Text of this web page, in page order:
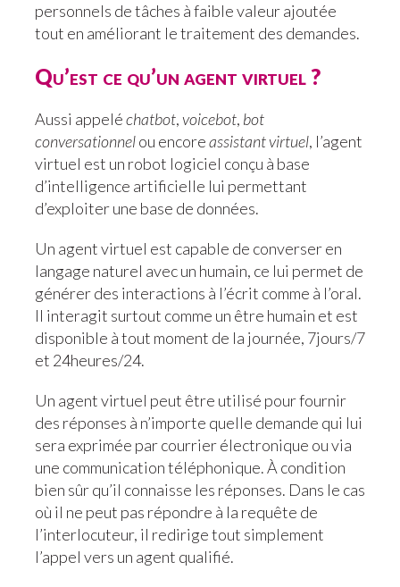
personnels de tâches à faible valeur ajoutée
tout en améliorant le traitement des demandes.
Qu’est ce qu’un agent virtuel ?
Aussi appeléchatbot,voicebot, bot
conversationnelou encoreassistantvirtuel, l’agent
virtuel est un robot logiciel conçu à base
d’intelligence artificielle lui permettant
d’exploiter une base de données.
Un agent virtuel est capable de converser en
langage naturel avec un humain, ce lui permet de
générer des interactions à l’écrit comme à l’oral.
Il interagit surtout comme un être humain et est
disponible à tout moment de la journée, 7jours/7
et 24heures/24.
Un agent virtuel peut être utilisé pour fournir
des réponses à n’importe quelle demande qui lui
sera exprimée par courrier électronique ou via
une communication téléphonique. À condition
bien sûr qu’il connaisse les réponses. Dans le cas
où il ne peut pas répondre à la requête de
l’interlocuteur, il redirige tout simplement
l’appel vers un agent qualifié.